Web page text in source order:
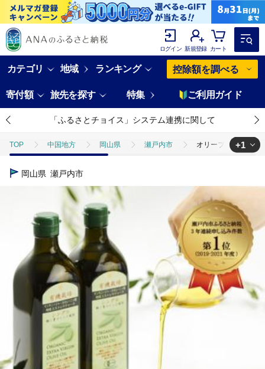
ログイン 新規登録 カート
カテゴリ 地域 ランキング 控除額を調べる
寄付額 旅先を探す 特集 ご利用ガイド
「ふるさとチョイス」システム連携に関して
TOP 中国地方 岡山県 瀬戸内市 オリーブオイル 有
TOP
+1
岡山県 瀬戸内市